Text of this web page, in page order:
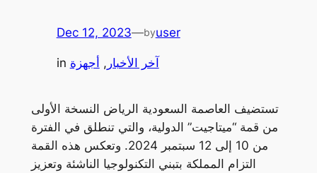
Dec 12, 2023—byuser
in آخر الأخبار , أجهزة
تستضيف العاصمة السعودية الرياض النسخة الأولى
من قمة “ميتاجيت” الدولية، والتي تنطلق في الفترة
من 10 إلى 12 سبتمبر 2024. وتعكس هذه القمة
التزام المملكة بتبني التكنولوجيا الناشئة وتعزيز